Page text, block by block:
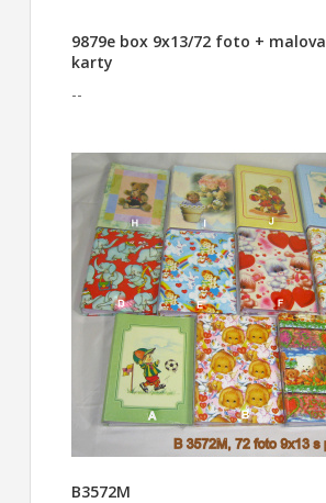
9879e box 9x13/72 foto +
karty
--
B3572M